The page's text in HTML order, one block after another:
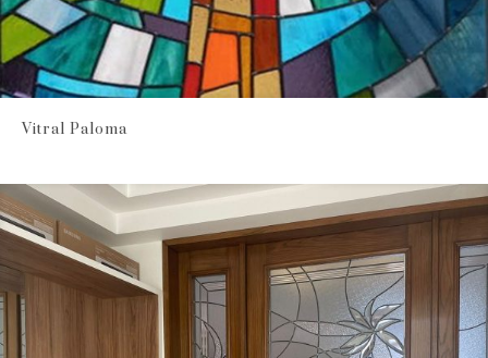
Vitral Paloma